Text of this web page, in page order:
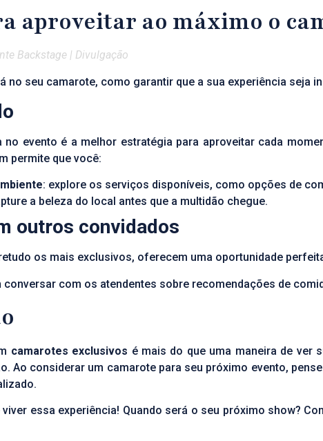
aproveitar ao máximo o
Backstage | Divulgação
no seu camarote, como garantir que a sua experiência seja
no evento é a melhor estratégia para aproveitar cada
permite que você:
: explore os serviços disponíveis, como opções de
a beleza do local antes que a multidão chegue.
outros convidados
os mais exclusivos, oferecem uma oportunidade
conversar com os atendentes sobre recomendações de
camarotes exclusivos é mais do que uma maneira de ver
Ao considerar um camarote para seu próximo evento,
essa experiência! Quando será o seu próximo show?